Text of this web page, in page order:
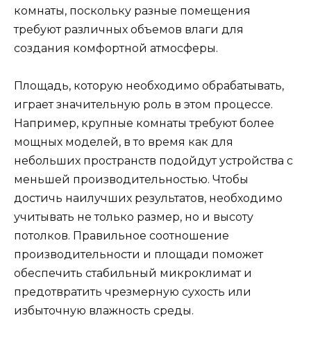
комнаты, поскольку разные помещения
требуют различных объемов влаги для
создания комфортной атмосферы.
Площадь, которую необходимо обрабатывать,
играет значительную роль в этом процессе.
Например, крупные комнаты требуют более
мощных моделей, в то время как для
небольших пространств подойдут устройства с
меньшей производительностью. Чтобы
достичь наилучших результатов, необходимо
учитывать не только размер, но и высоту
потолков. Правильное соотношение
производительности и площади поможет
обеспечить стабильный микроклимат и
предотвратить чрезмерную сухость или
избыточную влажность среды.